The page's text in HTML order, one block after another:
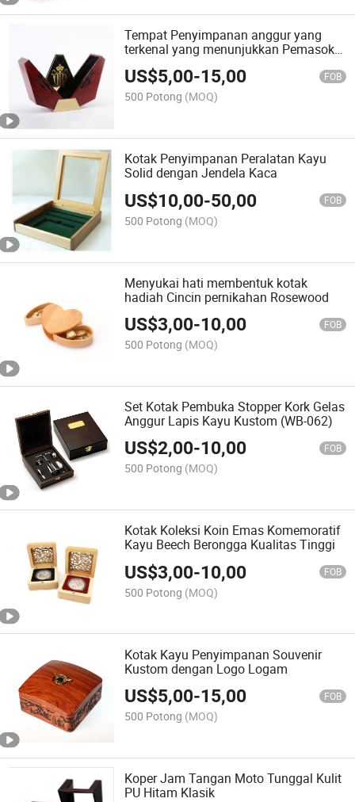
Tempat Penyimpanan anggur yang
terkenal yang menunjukkan Pemasok
kotak
US$5,00-15,00 FOB
500 Potong (MOQ)
Kotak Penyimpanan Peralatan Kayu
Solid dengan Jendela Kaca
US$10,00-50,00 FOB
500 Potong (MOQ)
Menyukai hati membentuk kotak
hadiah Cincin pernikahan Rosewood
US$3,00-10,00 FOB
500 Potong (MOQ)
Set Kotak Pembuka Stopper Kork Gelas
Anggur Lapis Kayu Kustom (WB-062)
US$2,00-10,00 FOB
500 Potong (MOQ)
Kotak Koleksi Koin Emas Komemoratif
Kayu Beech Berongga Kualitas Tinggi
US$3,00-10,00 FOB
500 Potong (MOQ)
Kotak Kayu Penyimpanan Souvenir
Kustom dengan Logo Logam
US$5,00-15,00 FOB
500 Potong (MOQ)
Koper Jam Tangan Moto Tunggal Kulit
PU Hitam Klasik